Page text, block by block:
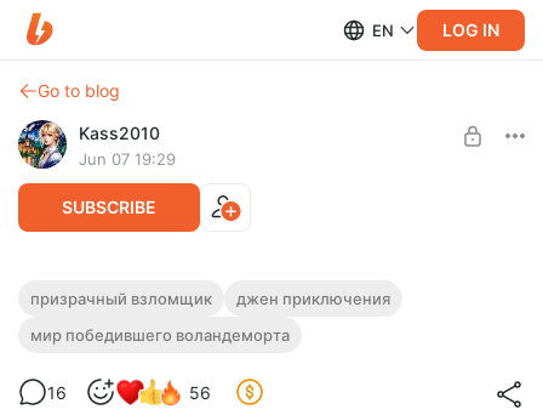
EN LOG IN
Go to blog
Kass2010
Jun 07 19:29
SUBSCRIBE
Глава 8. В круге первом
Джеральда подозревают, и потому подвергают усиленному
Level required:
UNLOCK POST
призрачный взломщик
джен приключения
мир победившего воландеморта
16 56